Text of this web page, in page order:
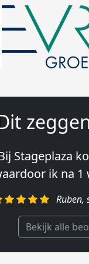
Stageplaza
ik na 1
Ruben,
de
leggen
Bekijk alle